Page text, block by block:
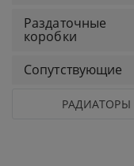
Раздаточные
коробки
Сопутствующие
РАДИАТОРЫ